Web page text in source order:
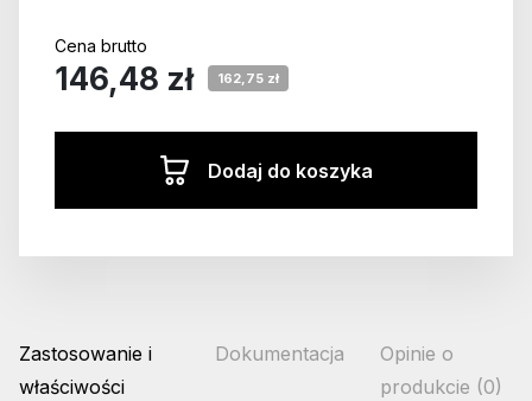
Cena brutto
146,48 zł 162,75 zł
Dodaj do koszyka
Zastosowanie i
właściwości
Dokumentacja
Opinie o
produkcie (0)